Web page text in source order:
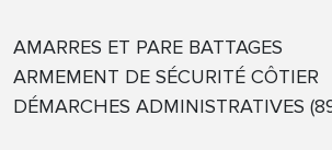
AMARRES ET PARE BATTAGES
ARMEMENT DE SÉCURITÉ CÔTIER
DÉMARCHES ADMINISTRATIVES